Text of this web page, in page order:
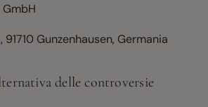
Gunzenhausen, Germania
delle controversie